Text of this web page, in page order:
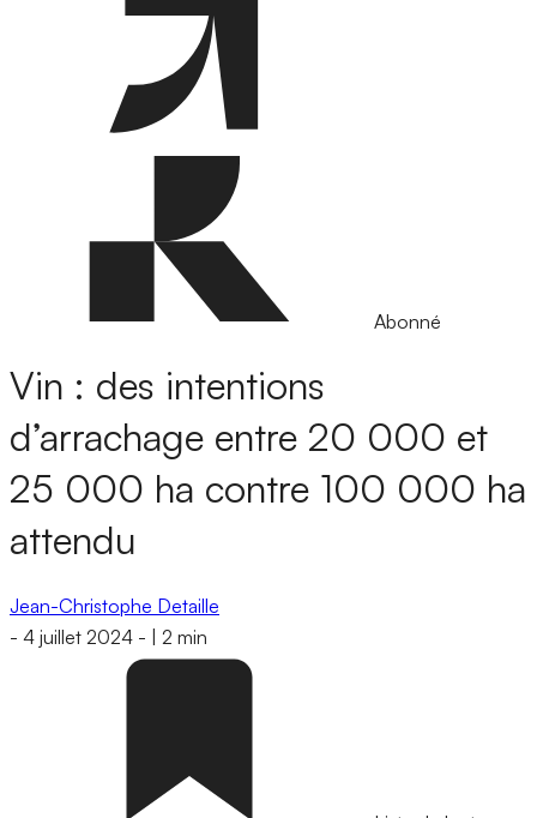
Abonné
Vin : des intentions
d’arrachage entre 20 000 et
25 000 ha contre 100 000 ha
attendu
Jean-Christophe Detaille
- 4 juillet 2024 - 2 min